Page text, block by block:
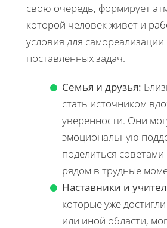
свою очередь, формирует
которой человек живет и
условия для
поставленных задач.
Семья и друзья:
стать источником
уверенности. Они
эмоциональную
поделиться
рядом в трудные
Наставники и
которые уже
или иной области,